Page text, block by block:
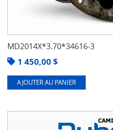
MD2014X*3.70*34616-3
1 450,00 $
AJOUTER AU PANIER